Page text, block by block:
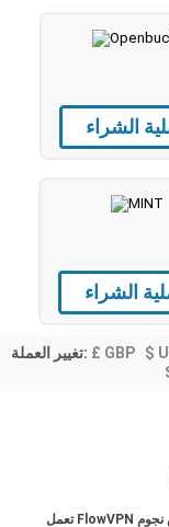
الشراء
الشراء
تغيير العملة: £ GBP $